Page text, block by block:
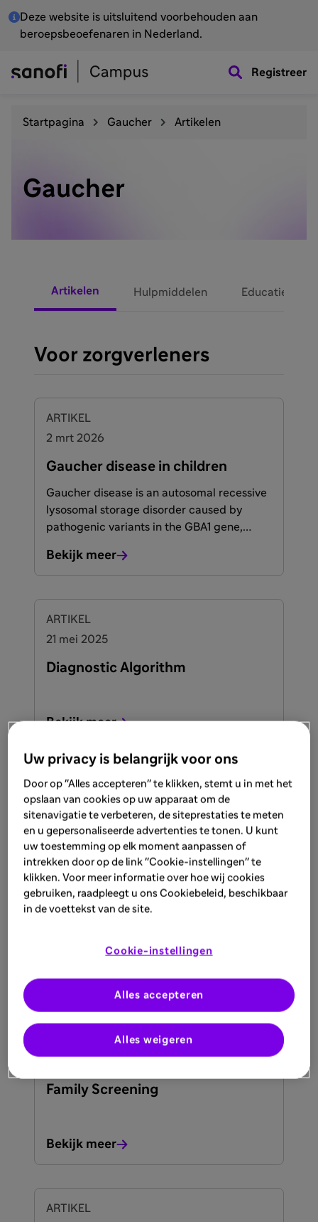
Deze website is uitsluitend voorbehouden aan
beroepsbeoefenaren in Nederland.
Registreer
Startpagina Gaucher Artikelen
Gaucher
Artikelen Hulpmiddelen Educatie
Voor zorgverleners
ARTIKEL
2 mrt 2026
Gaucher disease in children
Gaucher disease is an autosomal recessive
lysosomal storage disorder caused by
pathogenic variants in the GBA1 gene,
acid β glucosidase.
Bekijk meer
ARTIKEL
21 mei 2025
Diagnostic Algorithm
Bekijk meer
ARTIKEL
21 mei 2025
Diagnostic and confirmation
testing
Gaucher disease is rare and has signs and
symptoms that can be confused with those
of many other diseases. However, some
6 mei 2025
Understanding Gaucher Disease:
Family Screening
Bekijk meer
ARTIKEL
Uw privacy is belangrijk voor ons
Door op "Alles accepteren" te klikken, stemt u in met het
opslaan van cookies op uw apparaat om de
sitenavigatie te verbeteren, de siteprestaties te meten
en u gepersonaliseerde advertenties te tonen. U kunt
uw toestemming op elk moment aanpassen of
intrekken door op de link "Cookie-instellingen" te
klikken. Voor meer informatie over hoe wij cookies
gebruiken, raadpleegt u ons Cookiebeleid, beschikbaar
in de voettekst van de site.
Cookie-instellingen
Alles weigeren
Alles accepteren